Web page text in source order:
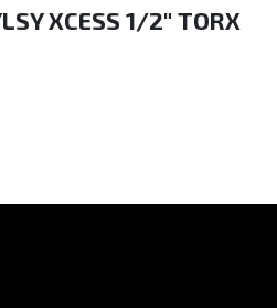
XCESS 1/2" TORX